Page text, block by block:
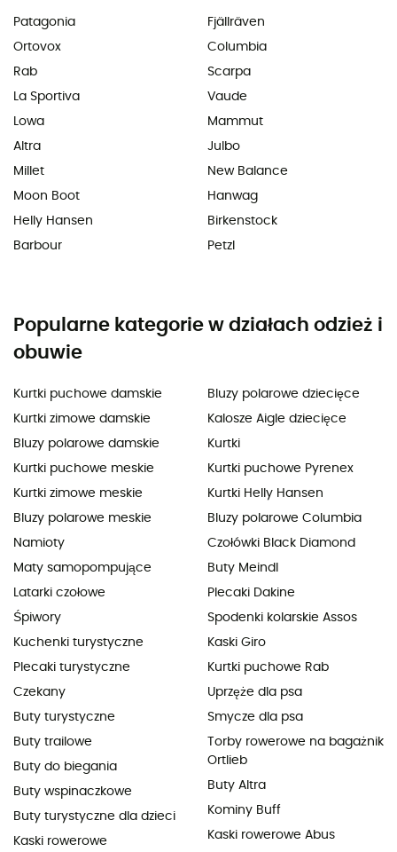
Patagonia
Ortovox
Rab
La Sportiva
Lowa
Altra
Millet
Moon Boot
Helly Hansen
Barbour
Fjällräven
Columbia
Scarpa
Vaude
Mammut
Julbo
New Balance
Hanwag
Birkenstock
Petzl
Popularne kategorie w działach odzież i
obuwie
Kurtki puchowe damskie
Kurtki zimowe damskie
Bluzy polarowe damskie
Kurtki puchowe meskie
Kurtki zimowe meskie
Bluzy polarowe meskie
Namioty
Maty samopompujące
Latarki czołowe
Śpiwory
Kuchenki turystyczne
Plecaki turystyczne
Czekany
Buty turystyczne
Buty trailowe
Buty do biegania
Buty wspinaczkowe
Buty turystyczne dla dzieci
Kaski rowerowe
Bluzy polarowe dziecięce
Kalosze Aigle dziecięce
Kurtki
Kurtki puchowe Pyrenex
Kurtki Helly Hansen
Bluzy polarowe Columbia
Czołówki Black Diamond
Buty Meindl
Plecaki Dakine
Spodenki kolarskie Assos
Kaski Giro
Kurtki puchowe Rab
Uprzęże dla psa
Smycze dla psa
Torby rowerowe na bagażnik
Ortlieb
Buty Altra
Kominy Buff
Kaski rowerowe Abus